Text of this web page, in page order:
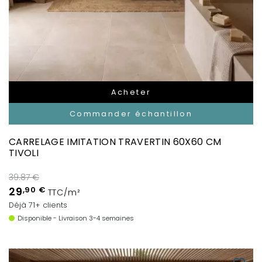
Acheter
Commander échantillon
CARRELAGE IMITATION TRAVERTIN 60X60 CM
TIVOLI
39.87 €
29,90 € TTC/m²
Déjà 71+ clients
Disponible - Livraison 3-4 semaines